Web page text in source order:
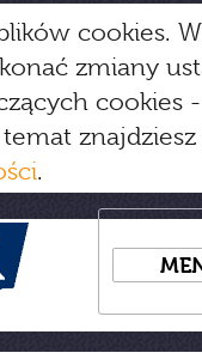
cookies.
zmiany
cookies
.